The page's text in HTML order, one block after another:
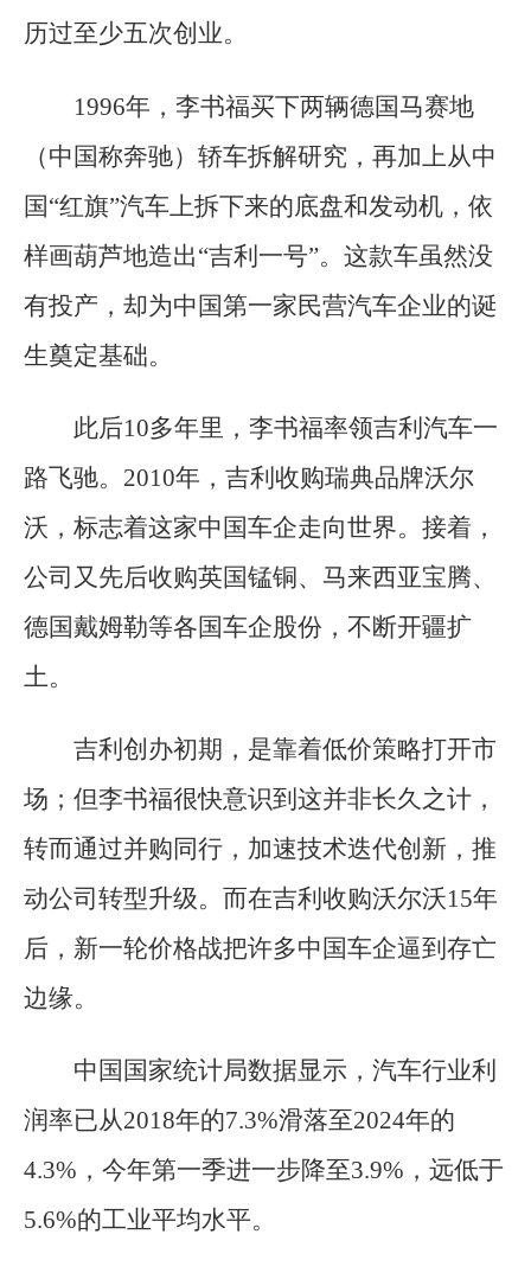
历过至少五次创业。
1996年，李书福买下两辆德国马赛地
（中国称奔驰）轿车拆解研究，再加上从中
国“红旗”汽车上拆下来的底盘和发动机，依
样画葫芦地造出“吉利一号”。这款车虽然没
有投产，却为中国第一家民营汽车企业的诞
生奠定基础。
此后10多年里，李书福率领吉利汽车一
路飞驰。2010年，吉利收购瑞典品牌沃尔
沃，标志着这家中国车企走向世界。接着，
公司又先后收购英国锰铜、马来西亚宝腾、
德国戴姆勒等各国车企股份，不断开疆扩
土。
吉利创办初期，是靠着低价策略打开市
场；但李书福很快意识到这并非长久之计，
转而通过并购同行，加速技术迭代创新，推
动公司转型升级。而在吉利收购沃尔沃15年
后，新一轮价格战把许多中国车企逼到存亡
边缘。
中国国家统计局数据显示，汽车行业利
润率已从2018年的7.3%滑落至2024年的
4.3%，今年第一季进一步降至3.9%，远低于
5.6%的工业平均水平。